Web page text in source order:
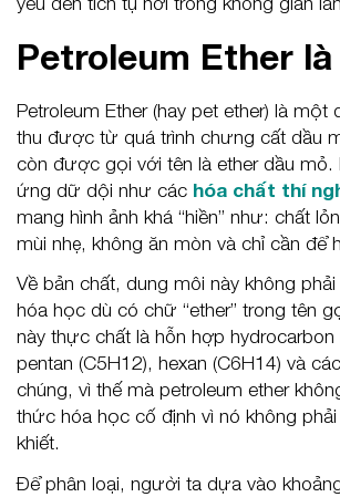
Petroleum Ether là
Petroleum Ether (hay pet ether) là
thu được từ quá trình chưng cất dầu
còn được gọi với tên là ether dầu mỏ.
ứng dữ dội như các hóa chất thí
mang hình ảnh khá “hiền” như: chất
mùi nhẹ, không ăn mòn và chỉ cần để
Về bản chất, dung môi này không
hóa học dù có chữ “ether” trong tên
này thực chất là hỗn hợp hydrocarbon
pentan (C5H12), hexan (C6H14) và
chúng, vì thế mà petroleum ether
thức hóa học cố định vì nó không
khiết.
Để phân loại, người ta dựa vào